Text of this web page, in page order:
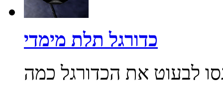
כדורגל תלת מימדי